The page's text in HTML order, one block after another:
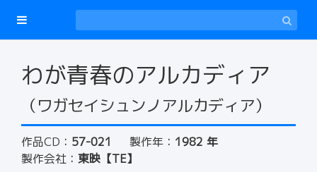
わが青春のアルカディア
（ワガセイシュンノアルカディア）
作品CD： 57-021 製作年： 1982 年
製作会社： 東映【TE】